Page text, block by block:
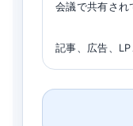
会議で共有され
記事、広告、